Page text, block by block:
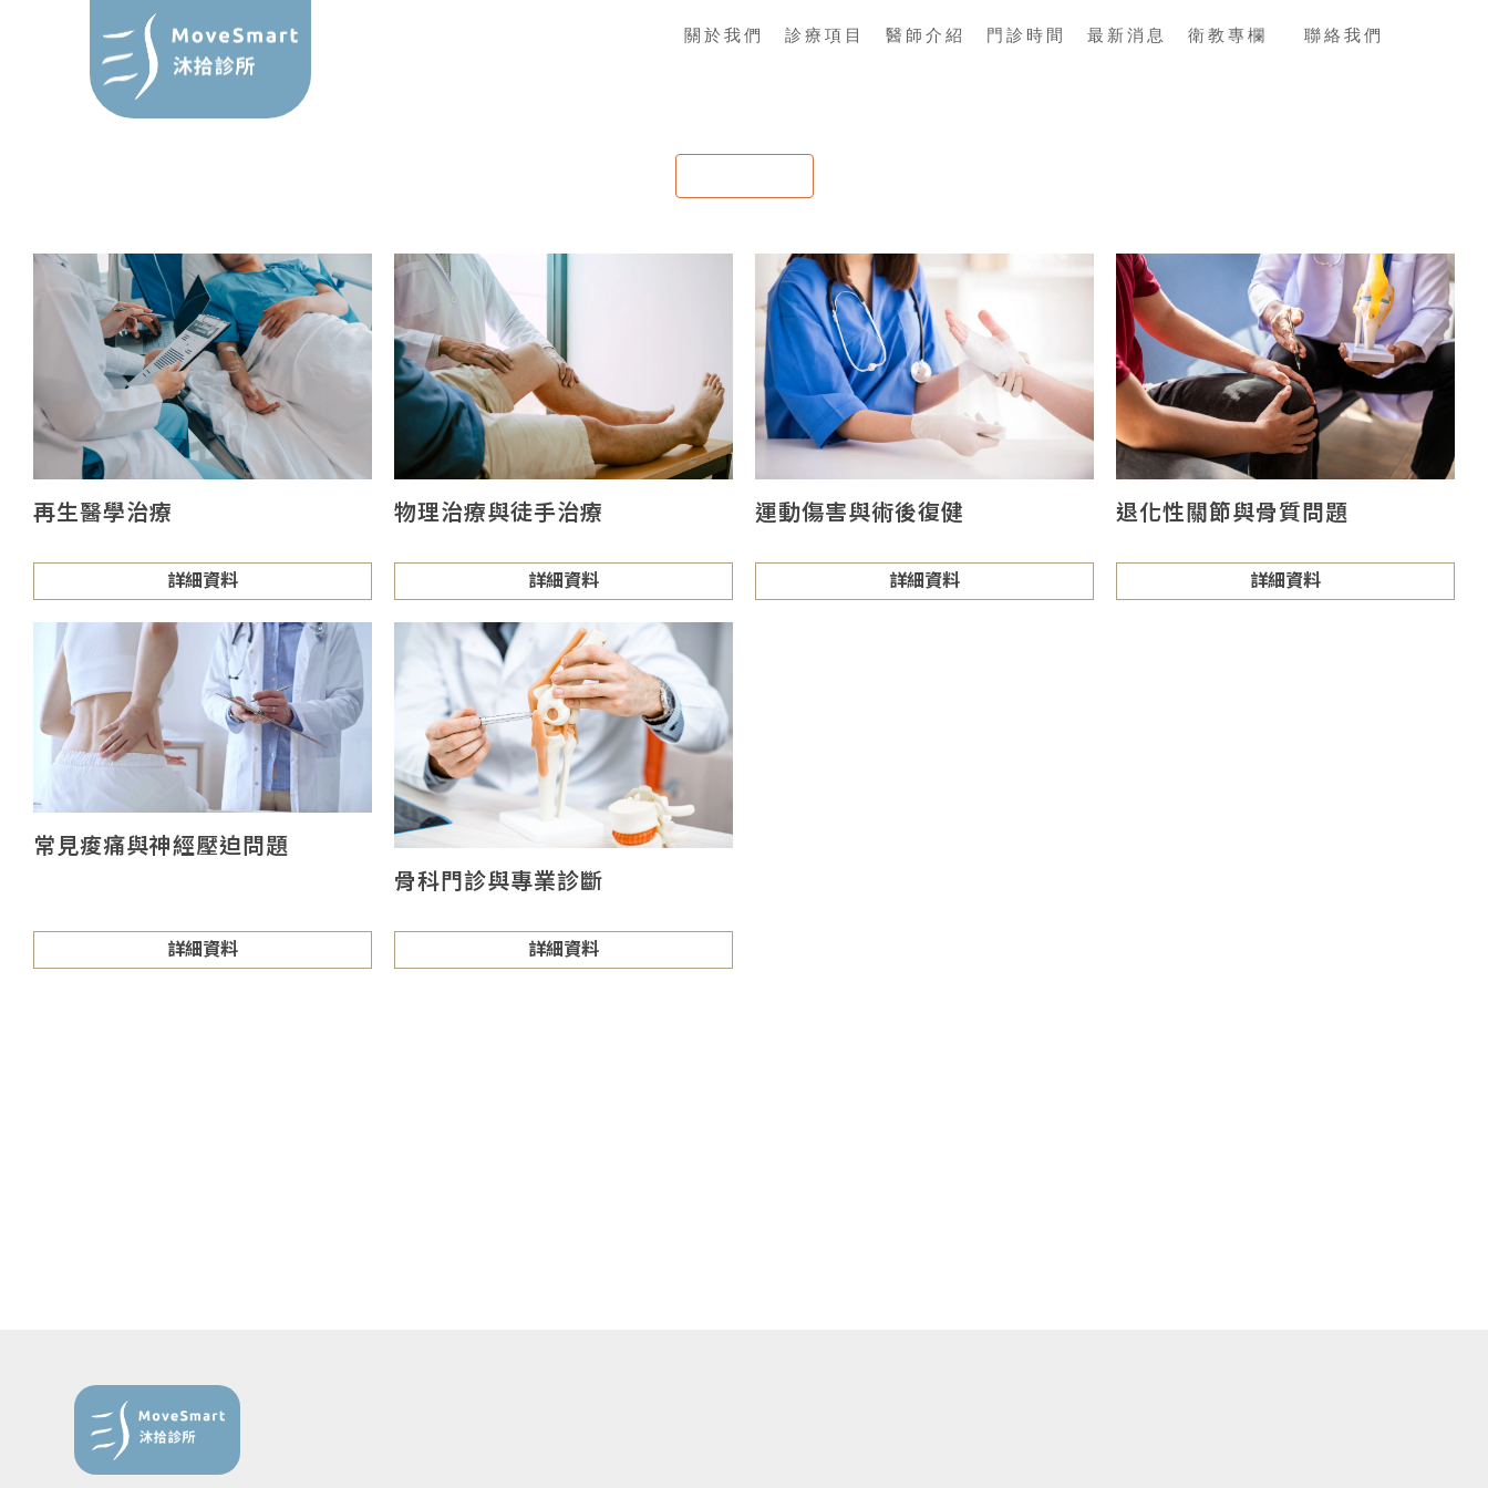
關於我們 診療項目 醫師介紹 門診時間 最新消息 衛教專欄 聯絡我們
再生醫學治療
詳細資料
物理治療與徒手治療
詳細資料
運動傷害與術後復健
詳細資料
退化性關節與骨質問題
詳細資料
常見痠痛與神經壓迫問題
詳細資料
骨科門診與專業診斷
詳細資料